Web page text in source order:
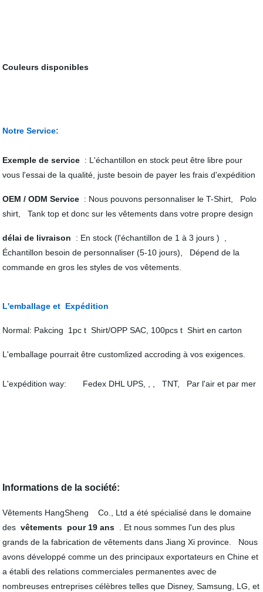
Couleurs disponibles
Notre Service:
Exemple de service : L'échantillon en stock peut être libre pour
vous l'essai de la qualité, juste besoin de payer les frais d'expédition
OEM / ODM Service : Nous pouvons personnaliser le T-Shirt, Polo
shirt, Tank top et donc sur les vêtements dans votre propre design
délai de livraison : En stock (l'échantillon de 1 à 3 jours ) ,
Échantillon besoin de personnaliser (5-10 jours), Dépend de la
commande en gros les styles de vos vêtements.
L'emballage et Expédition
Normal: Pakcing 1pc t Shirt/OPP SAC, 100pcs t Shirt en carton
L'emballage pourrait être customlized accroding à vos exigences.
L'expédition way: Fedex DHL UPS, , , TNT, Par l'air et par mer
Informations de la société:
Vêtements HangSheng Co., Ltd a été spécialisé dans le domaine
desvêtements pour 19 ans . Et nous sommes l'un des plus
grands de la fabrication de vêtements dans Jiang Xi province. Nous
avons développé comme un des principaux exportateurs en Chine et
a établi des relations commerciales permanentes avec de
nombreuses entreprises célèbres telles que Disney, Samsung, LG, et